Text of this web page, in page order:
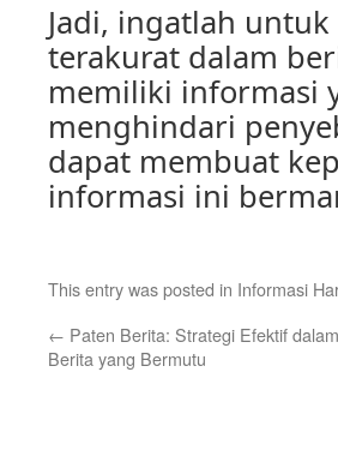
Jadi, ingatlah
terakurat dalam
memiliki informasi
menghindari
dapat membuat
informasi ini
This entry was posted in Informasi
← Paten Berita: Strategi Efektif
Berita yang Bermutu